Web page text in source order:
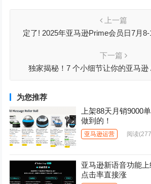
上一篇
定了! 2025年亚马逊Prime会员日7月
下一篇
独家揭秘！7 个小细节让你的亚马逊
为您推荐
上架88天月销9000
做到的！
亚马逊运营 阅读
亚马逊新语音功能上
点击率直接涨